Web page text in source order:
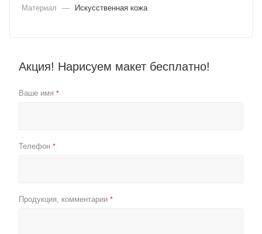
Материал
— Искусственная кожа
Акция! Нарисуем макет бесплатно!
Ваше имя *
Телефон *
Продукция, комментарии *